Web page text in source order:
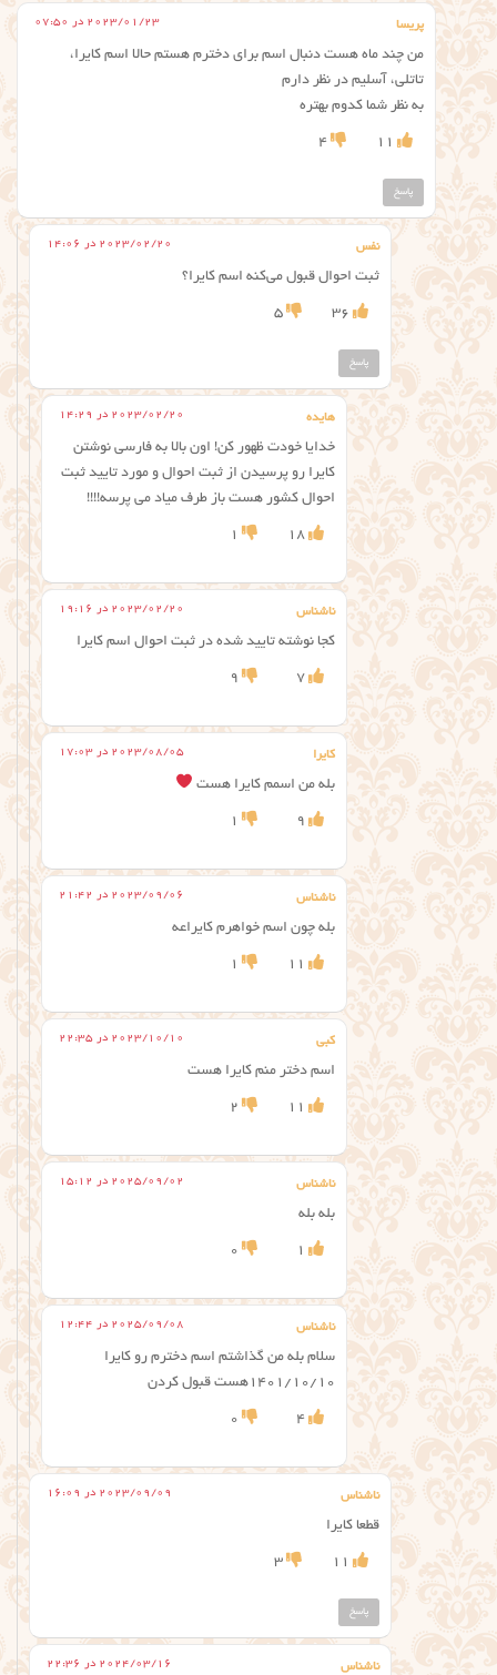
پریسا 2023/01/23 در 07:50
من چند ماه هست دنبال اسم برای دخترم هستم حالا اسم کایرا،
تاتلی، آسلیم در نظر دارم
به نظر شما کدوم بهتره
11
4
پاسخ
نفس 2023/02/20 در 14:06
ثبت احوال قبول می‌کنه اسم کایرا؟
36
5
پاسخ
هایده 2023/02/20 در 14:29
خدایا خودت ظهور کن! اون بالا به فارسی نوشتن
کایرا رو پرسیدن از ثبت احوال و مورد تایید ثبت
احوال کشور هست باز طرف میاد می پرسه!!!!
18
1
ناشناس 2023/02/20 در 19:16
کجا نوشته تایید شده در ثبت احوال اسم کایرا
7
9
کایرا 2023/08/05 در 17:03
بله من اسمم کایرا هست
9
1
ناشناس 2023/09/06 در 21:42
بله چون اسم خواهرم کایراعه
11
1
کبی 2023/10/10 در 22:35
اسم دختر منم کایرا هست
11
2
ناشناس 2025/09/02 در 15:12
بله بله
1
0
ناشناس 2025/09/08 در 12:44
سلام بله من گذاشتم اسم دخترم رو کایرا
۱۴۰۱/۱۰/۱۰هست قبول کردن
4
0
ناشناس 2023/09/09 در 16:09
قطعا کایرا
11
3
پاسخ
ناشناس 2024/03/16 در 22:36